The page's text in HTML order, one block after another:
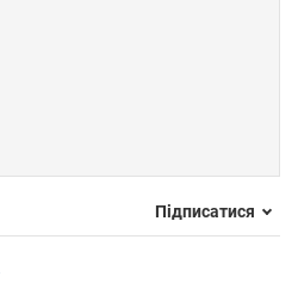
Підписатися